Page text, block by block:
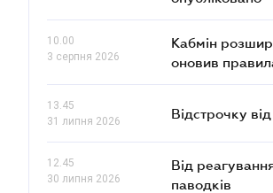
10.00
3 серпня 2026
Кабмін
оновив
13.45
31 липня 2026
Відстрочку
12.45
30 липня 2026
Від
паводків